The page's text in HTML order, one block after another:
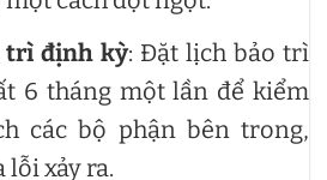
trì định kỳ: Đặt lịch bảo trì
6 tháng một lần để kiểm
các bộ phận bên trong,
lỗi xảy ra.